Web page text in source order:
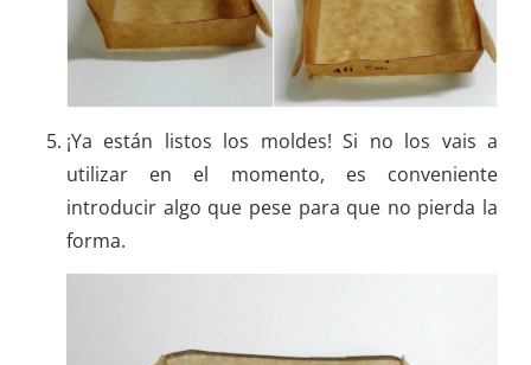
¡Ya están listos los moldes! Si no los vais a
utilizar en el momento, es conveniente
introducir algo que pese para que no pierda la
forma.